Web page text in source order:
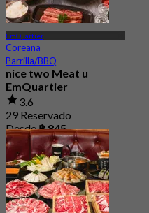
EmQuartier
Coreana
Parrilla/BBQ
nice two Meat u
EmQuartier
3.6
29 Reservado
Desde฿ 845